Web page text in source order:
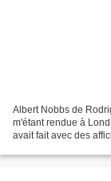
Albert Nobbs de
m'étant rendue à
avait fait avec des